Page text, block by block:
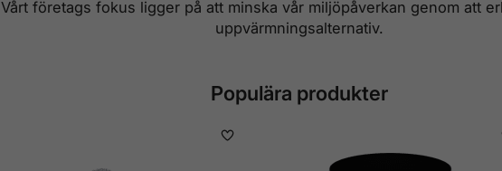
Vårt företags fokus ligger på att minska vår miljöpåverkan genom att
uppvärmningsalternativ.
Populära produkter